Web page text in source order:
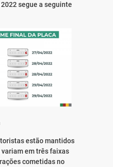
segue a seguinte
estão mantidos
em três faixas
cometidas no